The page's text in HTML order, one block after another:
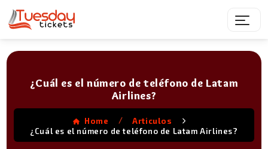
¿Cuál es el número de teléfono de Latam
Airlines?
Home /
Articulos
¿Cuál es el número de teléfono de Latam Airlines?